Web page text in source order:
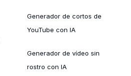
Generador de cortos de
YouTube con IA
Generador de vídeo sin
rostro con IA